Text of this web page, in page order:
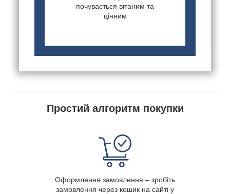
почувається вітаним та
цінним
Простий алгоритм покупки
Оформлення замовлення – зробіть
замовлення через кошик на сайті у